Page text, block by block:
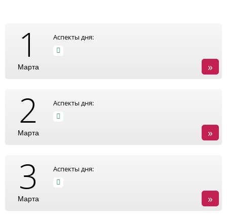
1
Марта
Аспекты дня:
»
2
Марта
Аспекты дня:
»
3
Марта
Аспекты дня:
»